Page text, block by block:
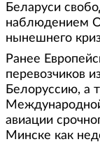
Беларуси
наблюдением
нынешнего
Ранее
перевозчиков
Белоруссию, а
авиации
Минске как